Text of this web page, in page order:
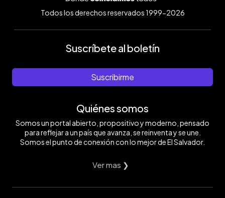
Todos los derechos reservados 1999-2026
Suscríbete al boletín
Suscribirme
Quiénes somos
Somos un portal abierto, propositivo y moderno, pensado
para reflejar a un país que avanza, se reinventa y se une.
Somos el punto de conexión con lo mejor de El Salvador.
Ver mas ❯